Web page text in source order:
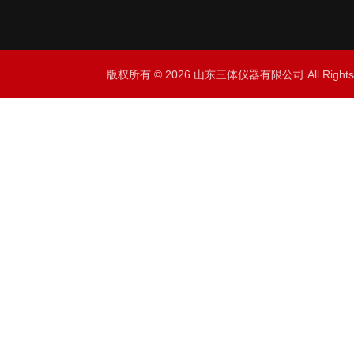
版权所有 © 2026 山东三体仪器有限公司 All